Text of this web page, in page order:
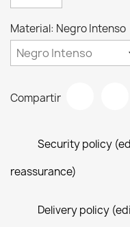
Material: Negro Intenso
Compartir
Security policy
reassurance)
Delivery policy